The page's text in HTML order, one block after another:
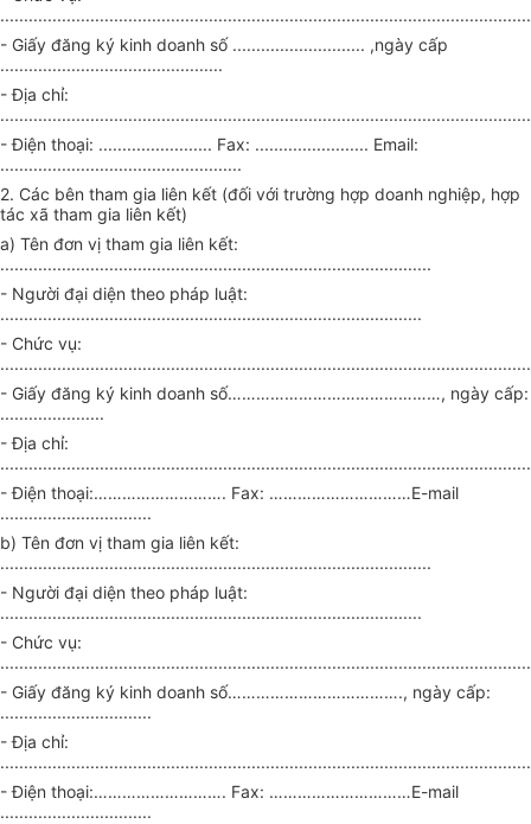
- Giấy đăng ký kinh doanh số ............................ ,ngày cấp
...............................................
- Địa chỉ:
- Điện thoại: ........................ Fax: ........................ Email:
...................................................
2. Các bên tham gia liên kết (đối với trường hợp doanh nghiệp, hợp
tác xã tham gia liên kết)
a) Tên đơn vị tham gia liên kết:
...........................................................................................
- Người đại diện theo pháp luật:
.........................................................................................
- Chức vụ:
- Giấy đăng ký kinh doanh số………………………………………, ngày cấp:
......................
- Địa chỉ:
- Điện thoại:………………………. Fax: …………………………E-mail
................................
b) Tên đơn vị tham gia liên kết:
...........................................................................................
- Người đại diện theo pháp luật:
.........................................................................................
- Chức vụ:
- Giấy đăng ký kinh doanh số………………………………., ngày cấp:
................................
- Địa chỉ:
- Điện thoại:………………………. Fax: …………………………E-mail
................................